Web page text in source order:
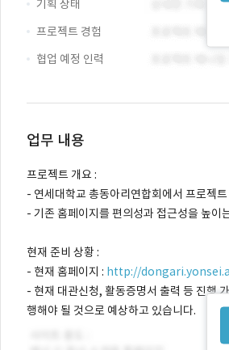
기획 상태
프로젝트 경험
협업 예정 인력
업무 내용
프로젝트 개요 :
- 연세대학교 총동아리연합회에서 프로젝
- 기존 홈페이지를 편의성과 접근성을 높이
현재 준비 상황 :
- 현재 홈페이지 : http://
- 현재 대관신청, 활동증명서 출력 등 진행
행해야 될 것으로 예상하고 있습니다.